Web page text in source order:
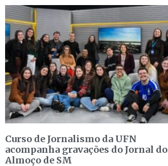
Curso de Jornalismo da UFN
acompanha gravações do Jornal do
Almoço de SM